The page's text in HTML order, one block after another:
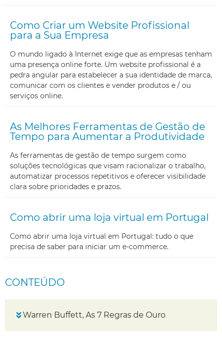
Como Criar um Website Profissional
para a Sua Empresa
O mundo ligado à Internet exige que as empresas tenham
uma presença online forte. Um website profissional é a
pedra angular para estabelecer a sua identidade de marca,
comunicar com os clientes e vender produtos e / ou
serviços online.
As Melhores Ferramentas de Gestão de
Tempo para Aumentar a Produtividade
As ferramentas de gestão de tempo surgem como
soluções tecnológicas que visam racionalizar o trabalho,
automatizar processos repetitivos e oferecer visibilidade
clara sobre prioridades e prazos.
Como abrir uma loja virtual em Portugal
Como abrir uma loja virtual em Portugal: tudo o que
precisa de saber para iniciar um e-commerce.
CONTEÚDO
Warren Buffett, As 7 Regras de Ouro